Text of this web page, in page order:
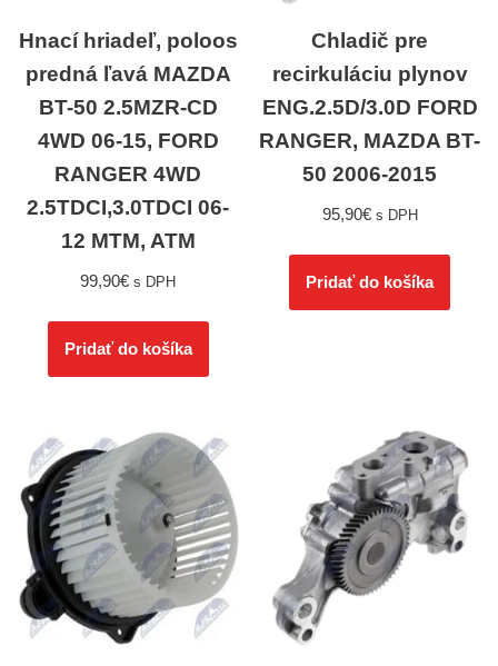
Hnací hriadeľ, poloos
predná ľavá MAZDA
BT-50 2.5MZR-CD
4WD 06-15, FORD
RANGER 4WD
2.5TDCI,3.0TDCI 06-
12 MTM, ATM
99,90€ s DPH
Pridať do košíka
Chladič pre
recirkuláciu plynov
ENG.2.5D/3.0D FORD
RANGER, MAZDA BT-
50 2006-2015
95,90€ s DPH
Pridať do košíka